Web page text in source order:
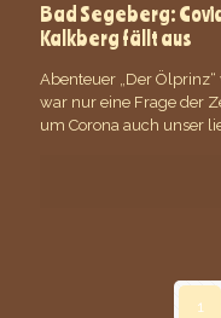
Bad Segeberg:
Kalkberg fällt aus
Abenteuer „Der
war nur eine Frage der
um Corona auch unser
1